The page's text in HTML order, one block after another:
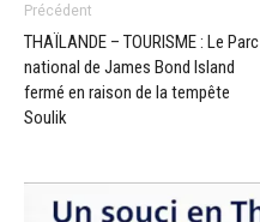
Précédent
THAÏLANDE – TOURISME : Le Parc
national de James Bond Island
fermé en raison de la tempête
Soulik